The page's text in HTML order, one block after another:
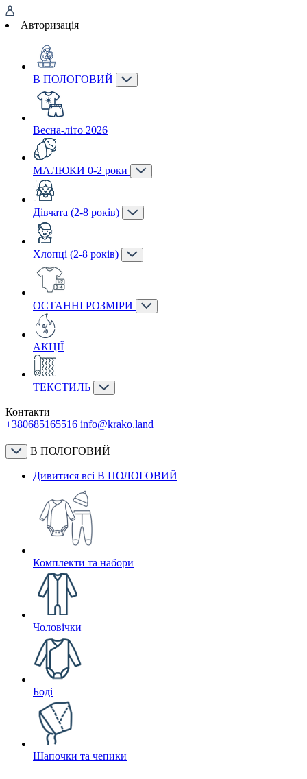
Авторизація
В ПОЛОГОВИЙ
Весна-літо 2026
МАЛЮКИ 0-2 роки
Дівчата (2-8 років)
Хлопці (2-8 років)
ОСТАННІ РОЗМІРИ
АКЦІЇ
ТЕКСТИЛЬ
Контакти
+380685165516 info@krako.land
В ПОЛОГОВИЙ
Дивитися всі В ПОЛОГОВИЙ
Комплекти та набори
Чоловічки
Боді
Шапочки та чепики